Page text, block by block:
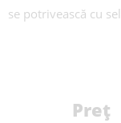
se potrivească cu
Preț